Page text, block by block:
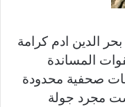
الدين ادم كرامة
المساندة
صحفية محدودة
مجرد جولة